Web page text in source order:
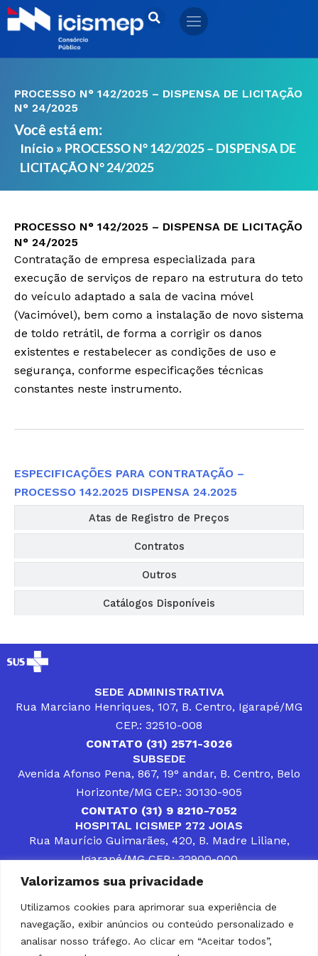
Valorizamos sua privacidade
Utilizamos cookies para aprimorar sua experiência de
navegação, exibir anúncios ou conteúdo personalizado e
analisar nosso tráfego. Ao clicar em “Aceitar todos”,
Ir
para
PROCESSO N° 142/2025 – DISPENSA DE LICITAÇÃO
N° 24/2025
Você está em:
Início » PROCESSO N° 142/2025 – DISPENSA DE
LICITAÇÃO N° 24/2025
PROCESSO N° 142/2025 – DISPENSA DE LICITAÇÃO
N° 24/2025
Contratação de empresa especializada para
execução de serviços de reparo na estrutura do teto
do veículo adaptado a sala de vacina móvel
(Vacimóvel), bem como a instalação de novo sistema
de toldo retrátil, de forma a corrigir os danos
existentes e restabelecer as condições de uso e
segurança, conforme especificações técnicas
constantes neste instrumento.
Atas de Registro de Preços
Contratos
Outros
Catálogos Disponíveis
ESPECIFICAÇÕES PARA CONTRATAÇÃO –
PROCESSO 142.2025 DISPENSA 24.2025
SEDE ADMINISTRATIVA
Rua Marciano Henriques, 107, B. Centro, Igarapé/MG
CEP.: 32510-008
CONTATO (31) 2571-3026
SUBSEDE
Avenida Afonso Pena, 867, 19° andar, B. Centro, Belo
Horizonte/MG CEP.: 30130-905
CONTATO (31) 9 8210-7052
HOSPITAL ICISMEP 272 JOIAS
Rua Maurício Guimarães, 420, B. Madre Liliane,
Igarapé/MG CEP.: 32900-000
CONTATOS (31) 3512-4400 ou (31) 9 8309-8660
DESENVOLVER SOLUÇÕES, AÇÕES E SERVIÇOS
PÚBLICOS QUE COMPLEMENTEM A ASSISTÊNCIA À
POPULAÇÃO DA REGIÃO EM QUE ATUA, SENDO
PARCEIRO DOS MUNICÍPIOS CONSORCIADOS NA
SOLUÇÃO DE DIFICULDADES ENFRENTADAS POR
GESTORES MUNICIPAIS, É O COMPROMISSO DO